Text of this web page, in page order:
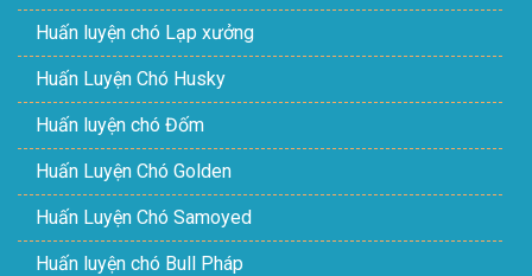
Huấn luyện chó Lạp xưởng
Huấn Luyện Chó Husky
Huấn luyện chó Đốm
Huấn Luyện Chó Golden
Huấn Luyện Chó Samoyed
Huấn luyện chó Bull Pháp